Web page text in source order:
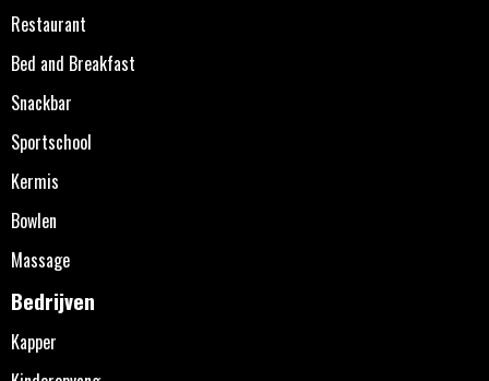
Restaurant
Bed and Breakfast
Snackbar
Sportschool
Kermis
Bowlen
Massage
Bedrijven
Kapper